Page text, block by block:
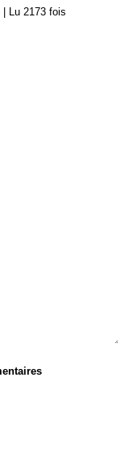
Lu 2173 fois